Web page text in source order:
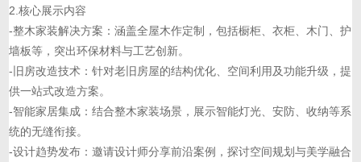
2.核心展示内容
-整木家装解决方案：涵盖全屋木作定制，包括橱柜、衣柜、木门、护
墙板等，突出环保材料与工艺创新。
-旧房改造技术：针对老旧房屋的结构优化、空间利用及功能升级，提
供一站式改造方案。
-智能家居集成：结合整木家装场景，展示智能灯光、安防、收纳等系
统的无缝衔接。
-设计趋势发布：邀请设计师分享前沿案例，探讨空间规划与美学融合